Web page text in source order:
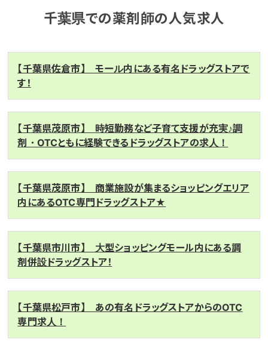
千葉県での薬剤師の人気求人
【千葉県佐倉市】 モール内にある有名ドラッグストアで
す！
【千葉県茂原市】 時短勤務など子育て支援が充実♪調
剤・OTCともに経験できるドラッグストアの求人！
【千葉県茂原市】 商業施設が集まるショッピングエリア
内にあるOTC専門ドラッグストア★
【千葉県市川市】 大型ショッピングモール内にある調
剤併設ドラッグストア！
【千葉県松戸市】 あの有名ドラッグストアからのOTC
専門求人！